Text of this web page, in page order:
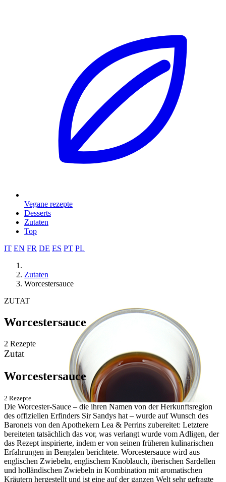
Vegane rezepte
Desserts
Zutaten
Top
IT EN FR DE ES PT PL
Zutaten
Worcestersauce
ZUTAT
Worcestersauce
2 Rezepte
Zutat
Worcestersauce
2 Rezepte
Die Worcester-Sauce – die ihren Namen von der Herkunftsregion
des offiziellen Erfinders Sir Sandys hat – wurde auf Wunsch des
Baronets von den Apothekern Lea & Perrins zubereitet: Letztere
bereiteten tatsächlich das vor, was verlangt wurde vom Adligen, der
das Rezept inspirierte, indem er von seinen früheren kulinarischen
Erfahrungen in Bengalen berichtete. Worcestersauce wird aus
englischen Zwiebeln, englischem Knoblauch, iberischen Sardellen
und holländischen Zwiebeln in Kombination mit aromatischen
Kräutern hergestellt und ist eine auf der ganzen Welt sehr gefragte